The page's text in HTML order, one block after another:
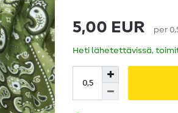
5,00 EUR per
Heti lähetettävissä,